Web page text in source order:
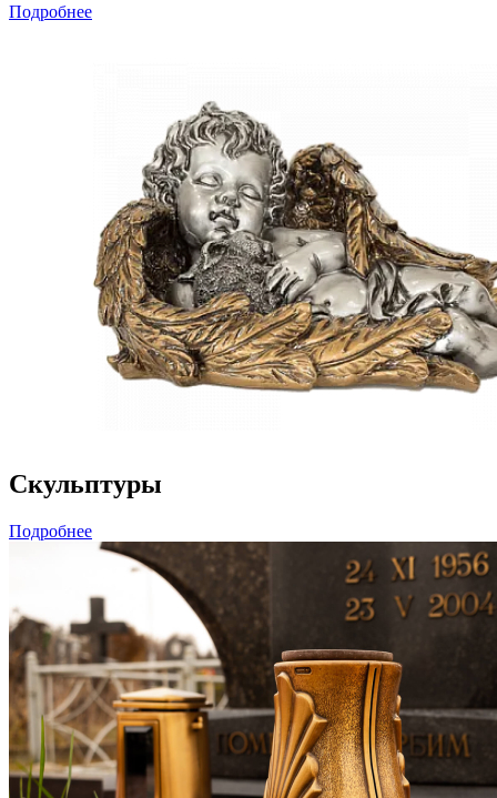
Подробнее
Скульптуры
Подробнее